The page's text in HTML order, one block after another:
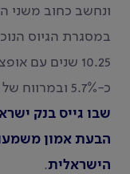
ונחשב כחוב משני
במסגרת הגיוס
כ-5.7% ובמרווח של 155 נק'.
שבו גייס בנק
הבעת אמון
הישראלית.